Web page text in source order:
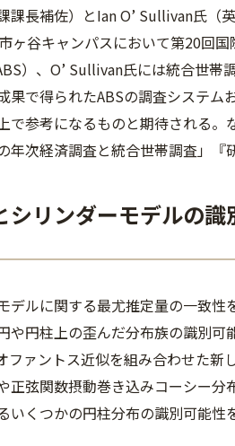
長補佐）とIan O’ Sullivan氏（
ヶ谷キャンパスにおいて第20回
）、O’ Sullivan氏には統合世
で得られたABSの調査システム
で参考になるものと期待される
次経済調査と統合世帯調査」『
リンダーモデルの
ルに関する最尤推定量の一致
や円柱上の歪んだ分布族の識別
ファントス近似を組み合わせた
正弦関数摂動巻き込みコーシー
くつかの円柱分布の識別可能性